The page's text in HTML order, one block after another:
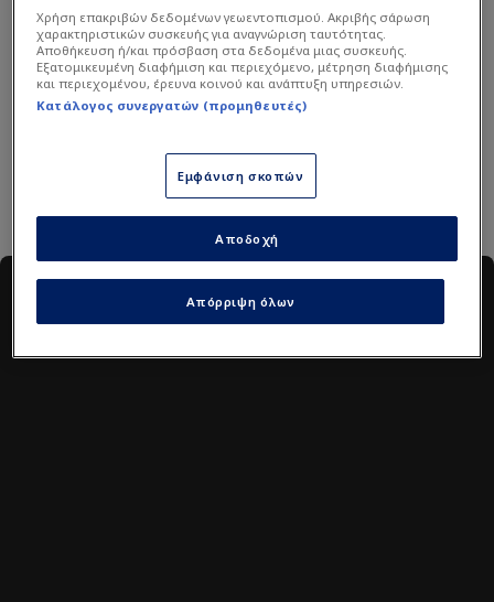
Ελβετία
#AllSportsVideo
Χρήση επακριβών δεδομένων γεωεντοπισμού. Ακριβής σάρωση
χαρακτηριστικών συσκευής για αναγνώριση ταυτότητας.
Αποθήκευση ή/και πρόσβαση στα δεδομένα μιας συσκευής.
Εξατομικευμένη διαφήμιση και περιεχόμενο, μέτρηση διαφήμισης
και περιεχομένου, έρευνα κοινού και ανάπτυξη υπηρεσιών.
Κατάλογος συνεργατών (προμηθευτές)
Εμφάνιση σκοπών
Απόρριψη όλων
Αποδοχή